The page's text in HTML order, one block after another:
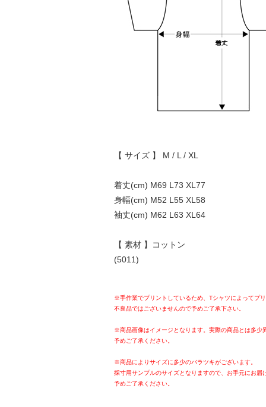
【 サイズ 】 M / L / XL
着丈(cm) M69 L73 XL77
身幅(cm) M52 L55 XL58
袖丈(cm) M62 L63 XL64
【 素材 】コットン
(5011)
※手作業でプリントしているため、Tシャツによってプ
不良品ではございませんので予めご了承下さい。
※商品画像はイメージとなります。実際の商品とは多少
予めご了承ください。
※商品によりサイズに多少のバラツキがございます。
採寸用サンプルのサイズとなりますので、お手元にお
予めご了承ください。